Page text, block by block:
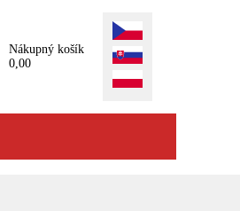
Nákupný košík
0,00